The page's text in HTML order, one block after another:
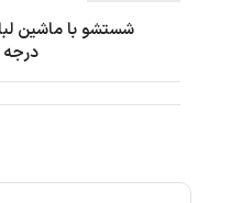
درجه